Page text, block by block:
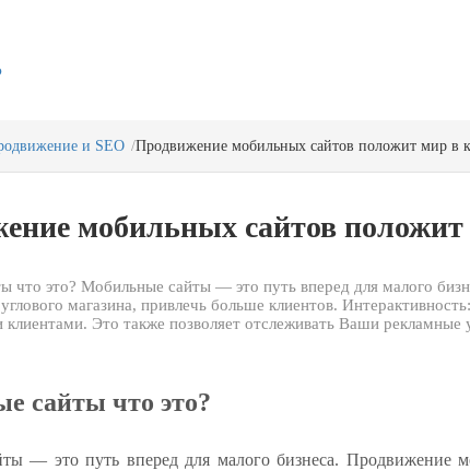
и SEO Продвижение мобильных сайтов положит мир в
мобильных сайтов
что это? Мобильные сайты — это путь вперед для малого
магазина, привлечь больше клиентов.
клиентами. Это также позволяет отслеживать Ваши
сайты что это?
— это путь вперед для малого бизнеса. Продвижение